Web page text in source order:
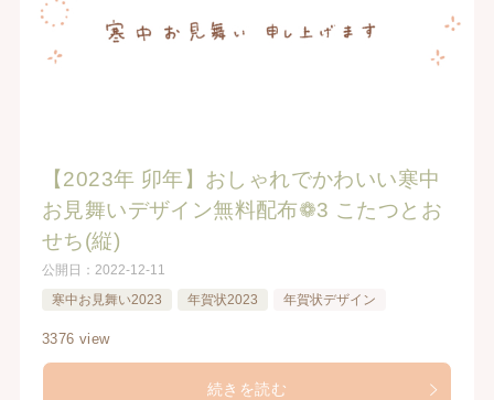
【2023年 卯年】おしゃれでかわいい寒中
お見舞いデザイン無料配布❁3 こたつとお
せち(縦)
公開日： 2022-12-11
寒中お見舞い2023
年賀状2023 年賀状デザイン
3376 view
続きを読む